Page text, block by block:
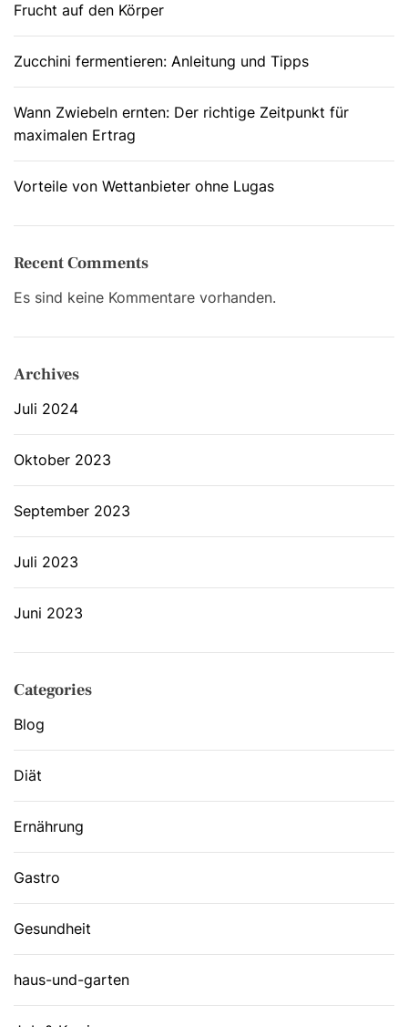
Frucht auf den Körper
Zucchini fermentieren: Anleitung und Tipps
Wann Zwiebeln ernten: Der richtige Zeitpunkt für
maximalen Ertrag
Vorteile von Wettanbieter ohne Lugas
Recent Comments
Es sind keine Kommentare vorhanden.
Archives
Juli 2024
Oktober 2023
September 2023
Juli 2023
Juni 2023
Categories
Blog
Diät
Ernährung
Gastro
Gesundheit
haus-und-garten